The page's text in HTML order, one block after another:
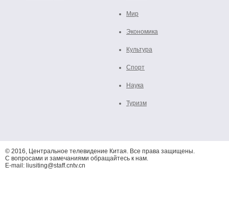
Мир
Экономика
Культура
Спорт
Наука
Туризм
© 2016, Центральное телевидение Китая. Все права защищены.
С вопросами и замечаниями обращайтесь к нам.
E-mail: liusiting@staff.cntv.cn